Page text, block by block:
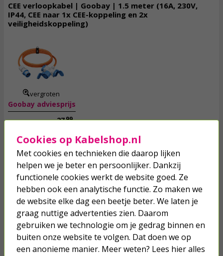
CEE verloopkabel | Goobay | 1.5 meter (16A, 230V,
IP44, CEE naar 1x CEE-koppeling en 2x
veiligheidskoppeling)
vergroten
Goobay adviesprijs
27,99
Lengte:
1,5 meter 5 meter 10 meter
Morgen in huis! Toevoegen
CEE verloopkabel | Q-link | 1.5 meter (16A, 230V,
Cookies op Kabelshop.nl
Met cookies en technieken die daarop lijken
helpen we je beter en persoonlijker. Dankzij
functionele cookies werkt de website goed. Ze
hebben ook een analytische functie. Zo maken we
de website elke dag een beetje beter. We laten je
graag nuttige advertenties zien. Daarom
gebruiken we technologie om je gedrag binnen en
buiten onze website te volgen. Dat doen we op
een anonieme manier. Meer weten? Lees hier alles